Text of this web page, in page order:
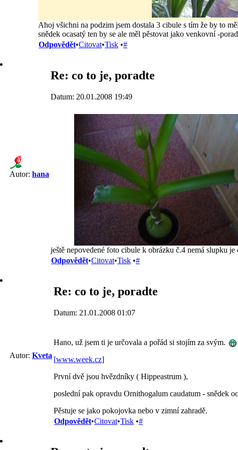
Ahoj všichni na podzim jsem dostala 3 cibule s tím že by to
snědek ocasatý ten by se ale měl pěstovat jako venkovní -
Odpovědět•Citovat•Tisk •#
Autor: hana
Re: co to je, poradte
Datum: 20.01.2008 19:49
ještě nepovedené foto cibule k obrázku č.4 nemá slupku je
Odpovědět•Citovat•Tisk •#
Autor: Kveta
Re: co to je, poradte
Datum: 21.01.2008 01:07
Hano, už jsem ti je určovala a pořád si stojím za svým.
[www.week.cz]
První dvě jsou hvězdníky ( Hippeastrum ),
poslední pak opravdu Ornithogalum caudatum - snědek
Pěstuje se jako pokojovka nebo v zimní zahradě.
Odpovědět•Citovat•Tisk •#